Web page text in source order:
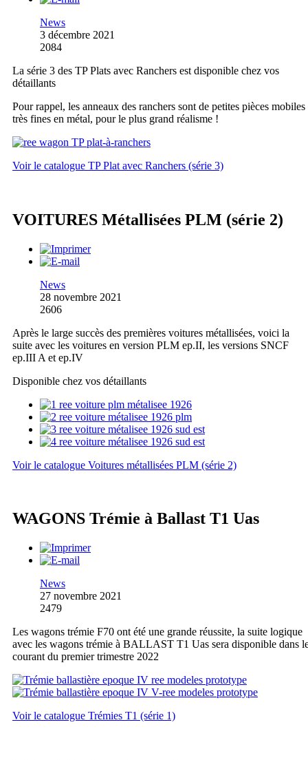
News
3 décembre 2021
2084
La série 3 des TP Plats avec Ranchers est disponible chez vos
détaillants
Pour rappel, les anneaux des ranchers sont de petites pièces mobiles
très fines en métal, pour le plus grand réalisme !
Voir le catalogue TP Plat avec Ranchers (série 3)
VOITURES Métallisées PLM (série 2)
News
28 novembre 2021
2606
Après le large succès des premières voitures métallisées, voici la
suite avec les voitures en version PLM ep.II, les versions SNCF
ep.III A et ep.IV
Disponible chez vos détaillants
Voir le catalogue Voitures métallisées PLM (série 2)
WAGONS Trémie à Ballast T1 Uas
News
27 novembre 2021
2479
Les wagons trémie F70 ont été une grande réussite, la suite logique
avec les wagons trémie à BALLAST T1 Uas sera disponible dans
courant du premier trimestre 2022
Voir le catalogue Trémies T1 (série 1)